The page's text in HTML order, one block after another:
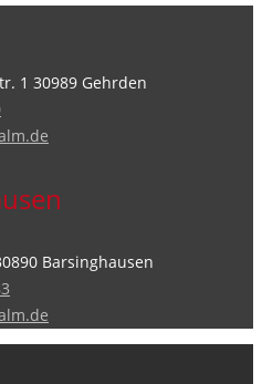
1 30989 Gehrden
Barsinghausen